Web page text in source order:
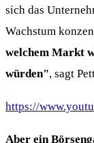
sich das
Wachstum
welchem Markt
würden", sagt
https://
Aber ein